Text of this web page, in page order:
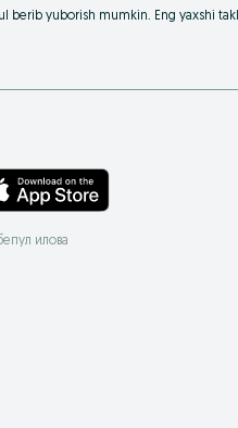
berib yuborish mumkin. Eng yaxshi
илова